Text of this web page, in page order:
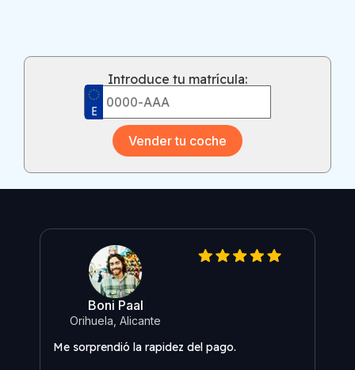
Introduce tu matrícula:
Vender tu coche
Boni Paal
Orihuela, Alicante
Me sorprendió la rapidez del pago.